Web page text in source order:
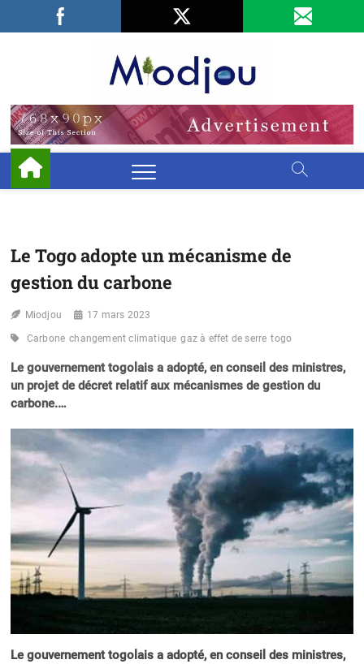
Facebook
LinkedIn
Le Togo adopte un mécanisme de
gestion du carbone
Miodjou 17 mars 2023
Carbone changement climatique gaz à effet de serre togo
Le gouvernement togolais a adopté, en conseil des ministres,
un projet de décret relatif aux mécanismes de gestion du
carbone.…
Le gouvernement togolais a adopté, en conseil des ministres,